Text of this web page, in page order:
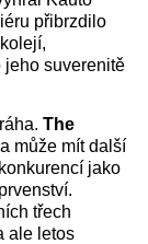
přibrzdilo
suverenitě
The
může mít další
jako
třech
ale letos